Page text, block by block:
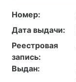
Номер:
Дата выдачи:
Реестровая
запись:
Выдан: